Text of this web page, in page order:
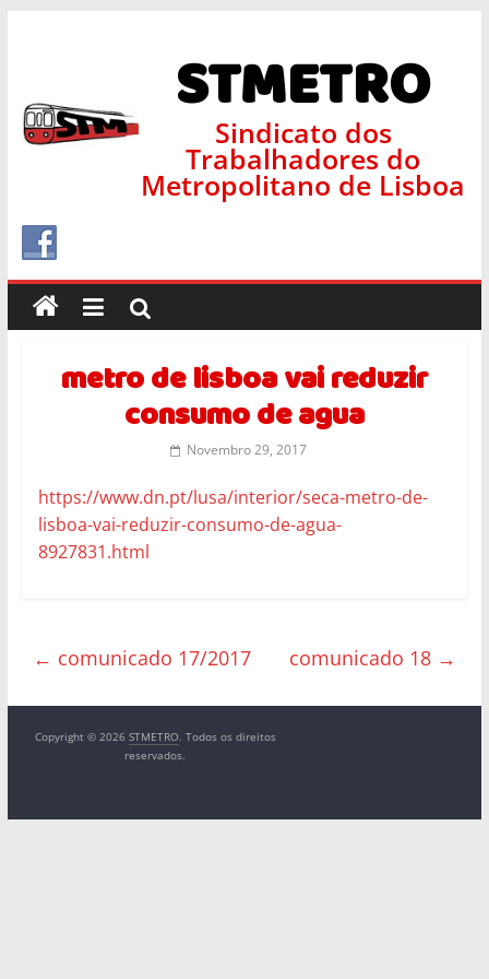
STMETRO
Sindicato dos
Trabalhadores do
Metropolitano de Lisboa
metro de lisboa vai reduzir
consumo de agua
Novembro 29, 2017
https://www.dn.pt/lusa/interior/seca-metro-de-
lisboa-vai-reduzir-consumo-de-agua-
8927831.html
← comunicado 17/2017 comunicado 18 →
Copyright © 2026 STMETRO. Todos os direitos
reservados.